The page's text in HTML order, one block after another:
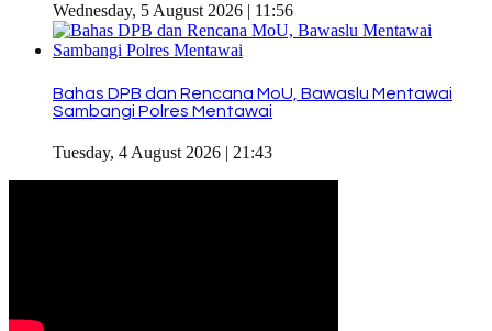
Wednesday, 5 August 2026 | 11:56
Bahas DPB dan Rencana MoU, Bawaslu Mentawai
Sambangi Polres Mentawai
Tuesday, 4 August 2026 | 21:43